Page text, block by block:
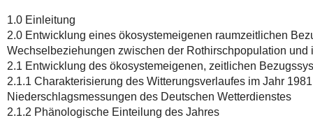
1.0 Einleitung
2.0 Entwicklung eines ökosystemeigenen raumzeitlichen
Wechselbeziehungen zwischen der Rothirschpopulation und
2.1 Entwicklung des ökosystemeigenen, zeitlichen
2.1.1 Charakterisierung des Witterungsverlaufes im Jahr
Niederschlagsmessungen des Deutschen Wetterdienstes
2.1.2 Phänologische Einteilung des Jahres